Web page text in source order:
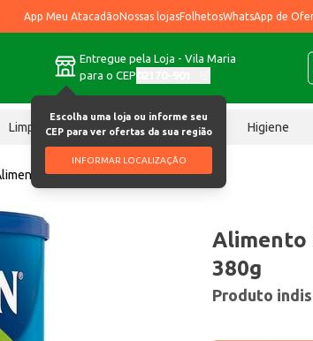
App Meu AtacadãoNossas lojasFolhetosWhatsApp de
Entregue pela Loja - Vila Maria
para o CEP
Escolha uma loja ou informe seu
CEP para ver ofertas da sua região
INFORMAR LOCALIZAÇÃO
Limpeza Chocolates Higiene
Sustagen Kids Morango 380g
Alimento
380g
Produto